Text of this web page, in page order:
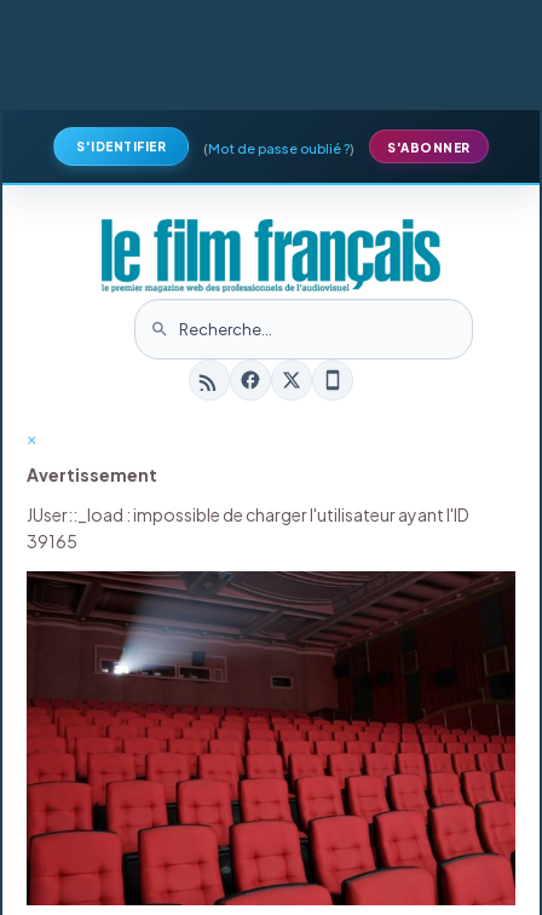
S'IDENTIFIER (Mot de passe oublié ?) S'ABONNER
×
Avertissement
JUser::_load : impossible de charger l'utilisateur ayant l'ID
39165